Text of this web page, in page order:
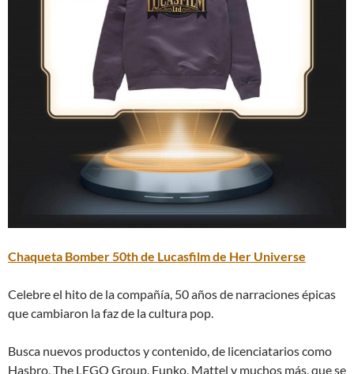
Chaqueta Bomber 50th de Lucasfilm de Her Universe
Celebre el hito de la compañía, 50 años de narraciones épicas
que cambiaron la faz de la cultura pop.
Busca nuevos productos y contenido, de licenciatarios como
Hasbro, The LEGO Group, Funko, Mattel y muchos más, que se